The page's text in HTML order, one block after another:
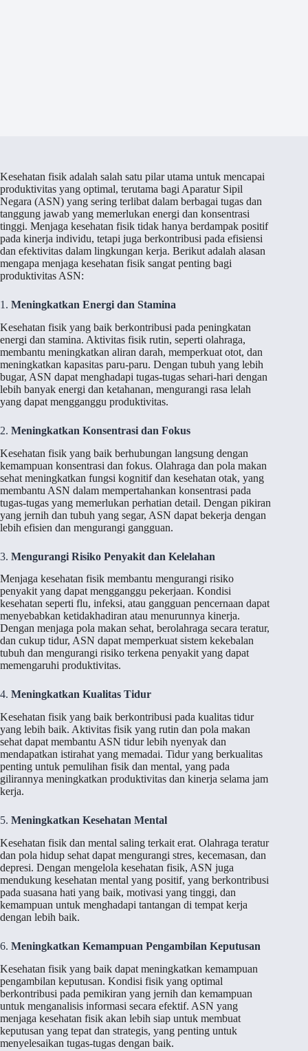
Kesehatan fisik adalah salah satu pilar utama untuk mencapai
produktivitas yang optimal, terutama bagi Aparatur Sipil
Negara (ASN) yang sering terlibat dalam berbagai tugas dan
tanggung jawab yang memerlukan energi dan konsentrasi
tinggi. Menjaga kesehatan fisik tidak hanya berdampak positif
pada kinerja individu, tetapi juga berkontribusi pada efisiensi
dan efektivitas dalam lingkungan kerja. Berikut adalah alasan
mengapa menjaga kesehatan fisik sangat penting bagi
produktivitas ASN:
1. Meningkatkan Energi dan Stamina
Kesehatan fisik yang baik berkontribusi pada peningkatan
energi dan stamina. Aktivitas fisik rutin, seperti olahraga,
membantu meningkatkan aliran darah, memperkuat otot, dan
meningkatkan kapasitas paru-paru. Dengan tubuh yang lebih
bugar, ASN dapat menghadapi tugas-tugas sehari-hari dengan
lebih banyak energi dan ketahanan, mengurangi rasa lelah
yang dapat mengganggu produktivitas.
2. Meningkatkan Konsentrasi dan Fokus
Kesehatan fisik yang baik berhubungan langsung dengan
kemampuan konsentrasi dan fokus. Olahraga dan pola makan
sehat meningkatkan fungsi kognitif dan kesehatan otak, yang
membantu ASN dalam mempertahankan konsentrasi pada
tugas-tugas yang memerlukan perhatian detail. Dengan pikiran
yang jernih dan tubuh yang segar, ASN dapat bekerja dengan
lebih efisien dan mengurangi gangguan.
3. Mengurangi Risiko Penyakit dan Kelelahan
Menjaga kesehatan fisik membantu mengurangi risiko
penyakit yang dapat mengganggu pekerjaan. Kondisi
kesehatan seperti flu, infeksi, atau gangguan pencernaan dapat
menyebabkan ketidakhadiran atau menurunnya kinerja.
Dengan menjaga pola makan sehat, berolahraga secara teratur,
dan cukup tidur, ASN dapat memperkuat sistem kekebalan
tubuh dan mengurangi risiko terkena penyakit yang dapat
memengaruhi produktivitas.
4. Meningkatkan Kualitas Tidur
Kesehatan fisik yang baik berkontribusi pada kualitas tidur
yang lebih baik. Aktivitas fisik yang rutin dan pola makan
sehat dapat membantu ASN tidur lebih nyenyak dan
mendapatkan istirahat yang memadai. Tidur yang berkualitas
penting untuk pemulihan fisik dan mental, yang pada
gilirannya meningkatkan produktivitas dan kinerja selama jam
kerja.
5. Meningkatkan Kesehatan Mental
Kesehatan fisik dan mental saling terkait erat. Olahraga teratur
dan pola hidup sehat dapat mengurangi stres, kecemasan, dan
depresi. Dengan mengelola kesehatan fisik, ASN juga
mendukung kesehatan mental yang positif, yang berkontribusi
pada suasana hati yang baik, motivasi yang tinggi, dan
kemampuan untuk menghadapi tantangan di tempat kerja
dengan lebih baik.
6. Meningkatkan Kemampuan Pengambilan Keputusan
Kesehatan fisik yang baik dapat meningkatkan kemampuan
pengambilan keputusan. Kondisi fisik yang optimal
berkontribusi pada pemikiran yang jernih dan kemampuan
untuk menganalisis informasi secara efektif. ASN yang
menjaga kesehatan fisik akan lebih siap untuk membuat
keputusan yang tepat dan strategis, yang penting untuk
menyelesaikan tugas-tugas dengan baik.